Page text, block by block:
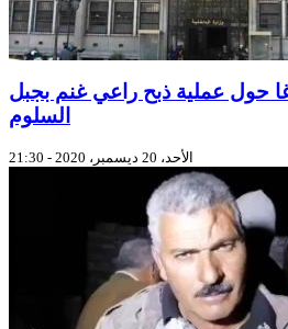
حول عملية ذبح راعي غنم بجبل
السلوم
الأحد، 20 ديسمبر، 2020 - 21:30